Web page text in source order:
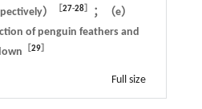
）
［27-28］
；（e）
of penguin feathers and
29］
Full size